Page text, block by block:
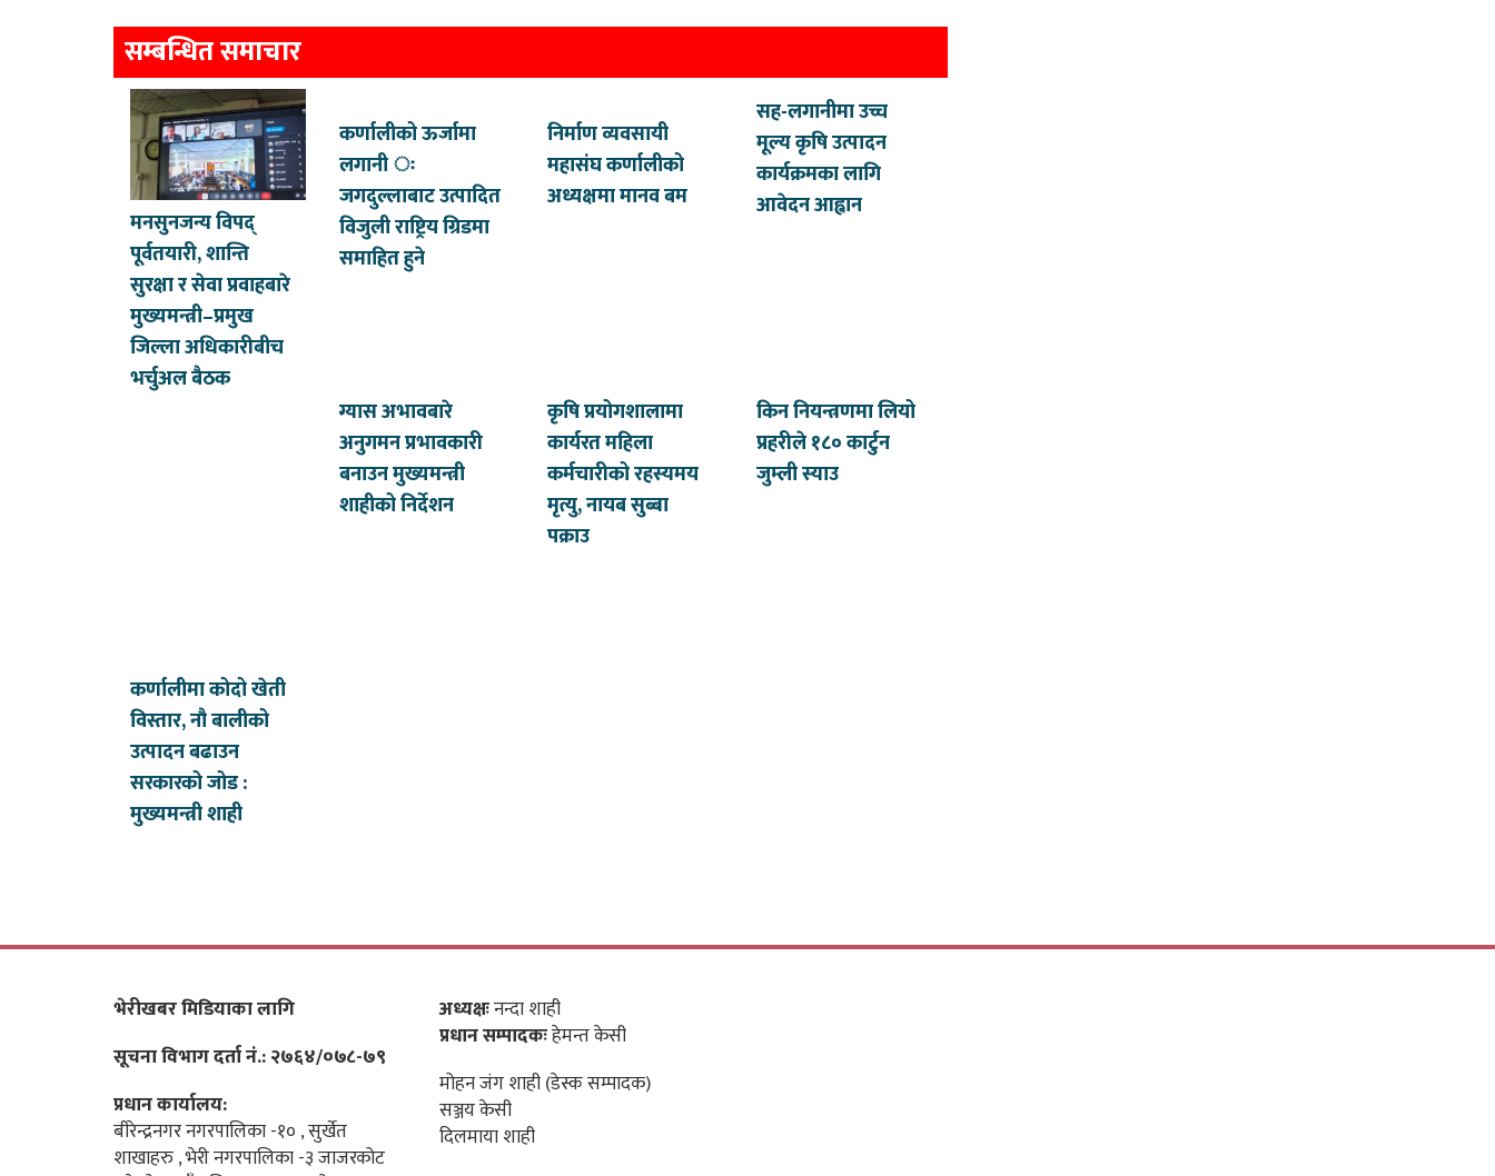
सम्बन्धित समाचार
मनसुनजन्य विपद्
पूर्वतयारी, शान्ति
सुरक्षा र सेवा प्रवाहबारे
मुख्यमन्त्री–प्रमुख
जिल्ला अधिकारीबीच
भर्चुअल बैठक
कर्णालीको ऊर्जामा
लगानी ः
जगदुल्लाबाट उत्पादित
विजुली राष्ट्रिय ग्रिडमा
समाहित हुने
निर्माण व्यवसायी
महासंघ कर्णालीको
अध्यक्षमा मानव बम
सह-लगानीमा उच्च
मूल्य कृषि उत्पादन
कार्यक्रमका लागि
आवेदन आह्वान
ग्यास अभावबारे
अनुगमन प्रभावकारी
बनाउन मुख्यमन्त्री
शाहीको निर्देशन
कृषि प्रयोगशालामा
कार्यरत महिला
कर्मचारीको रहस्यमय
मृत्यु, नायब सुब्बा
पक्राउ
किन नियन्त्रणमा लियो
प्रहरीले १८० कार्टुन
जुम्ली स्याउ
कर्णालीमा कोदो खेती
विस्तार, नौ बालीको
उत्पादन बढाउन
सरकारको जोड :
मुख्यमन्त्री शाही
भेरीखबर मिडियाका लागि
सूचना विभाग दर्ता नं.: २७६४/०७८-७९
प्रधान कार्यालय:
बीरेन्द्रनगर नगरपालिका -१० , सुर्खेत
शाखाहरु , भेरी नगरपालिका -३ जाजरकोट
अध्यक्षःनन्दा शाही
प्रधान सम्पादकःहेमन्त केसी
मोहन जंग शाही (डेस्क सम्पादक)
सञ्जय केसी
दिलमाया शाही